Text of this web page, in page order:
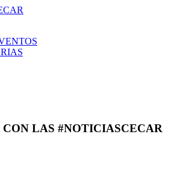
LAS #NOTICIASCECAR